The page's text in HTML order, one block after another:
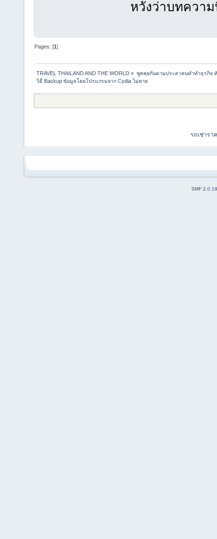
หวังว่าบทควา
Pages: [1]
TRAVEL THAILAND AND THE WORLD » พูดคุยกันตามประสาคนทำทำธุรกิจ ทั
วิธี Backup ข้อมูลโดยโปรแกรมจาก Cydia ไม่หาย
รถเช่าร
SMF 2.0.19